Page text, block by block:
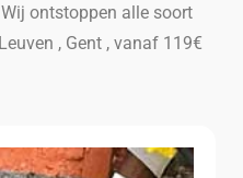
ontstoppen alle soort
, Gent , vanaf 119€